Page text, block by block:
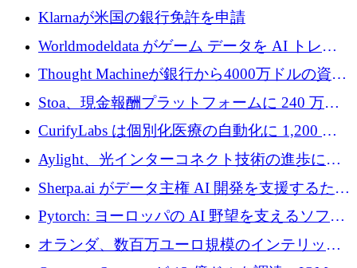
材料スタートアップ TaiSan が 465 万ポンドを
Klarnaが米国の銀行免許を申請
Worldmodeldata がゲーム データを AI トレー
ニングに変えるために 700 万ポンドを獲得
Thought Machineが銀行から4000万ドルの資金
調達、年間収益1億ドルを突破
Stoa、現金報酬プラットフォームに 240 万ド
ルを確保
CurifyLabs は個別化医療の自動化に 1,200 万
ユーロを寄付
Aylight、光インターコネクト技術の進歩に向
けて450万ユーロのプレシードラウンドを終了
Sherpa.ai がデータ主権 AI 開発を支援するため
に 1,800 万ドルを調達
Pytorch: ヨーロッパの AI 野望を支えるソフト
ウェア層
オランダ、数百万ユーロ規模のインテリック